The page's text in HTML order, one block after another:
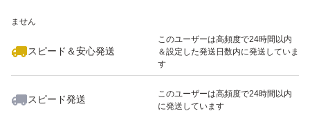
ません
スピード＆安心発送
このユーザーは高頻度で24時間以内
＆設定した発送日数内に発送していま
す
スピード発送
このユーザーは高頻度で24時間以内
に発送しています
いいね！
1,000